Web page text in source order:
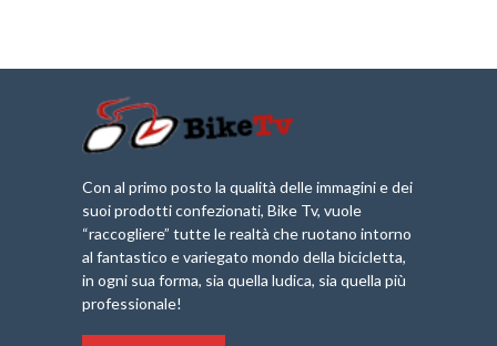
Con al primo posto la qualità delle immagini e dei
suoi prodotti confezionati, Bike Tv, vuole
“raccogliere” tutte le realtà che ruotano intorno
al fantastico e variegato mondo della bicicletta,
in ogni sua forma, sia quella ludica, sia quella più
professionale!